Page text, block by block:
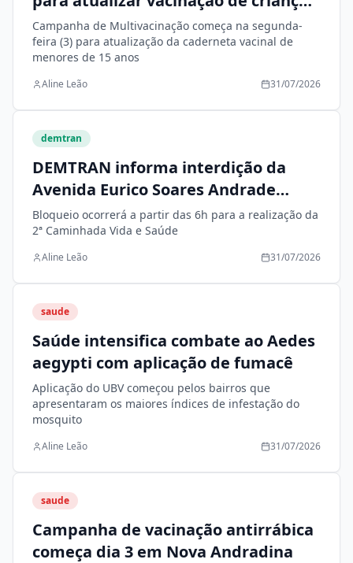
e adolescentes
Campanha de Multivacinação começa na segunda-
feira (3) para atualização da caderneta vacinal de
menores de 15 anos
Aline Leão 31/07/2026
demtran
DEMTRAN informa interdição da
Avenida Eurico Soares Andrade
neste domingo (2)
Bloqueio ocorrerá a partir das 6h para a realização da
2ª Caminhada Vida e Saúde
Aline Leão 31/07/2026
saude
Saúde intensifica combate ao Aedes
aegypti com aplicação de fumacê
Aplicação do UBV começou pelos bairros que
apresentaram os maiores índices de infestação do
mosquito
Aline Leão 31/07/2026
saude
Campanha de vacinação antirrábica
começa dia 3 em Nova Andradina